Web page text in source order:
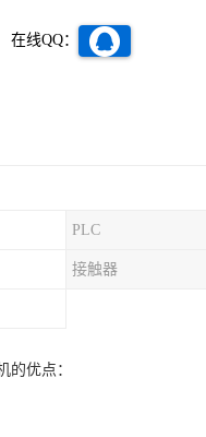
在线QQ：
PLC
接触器
的优点：